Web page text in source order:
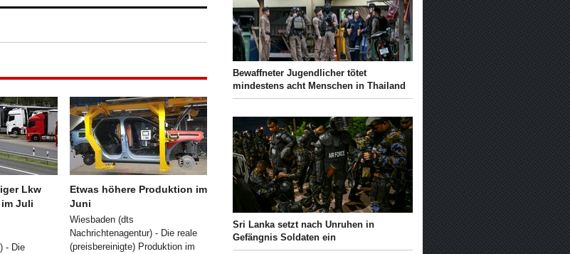
Lkw
Juli
- Die
Etwas höhere Produktion im
Juni
Wiesbaden (dts
Nachrichtenagentur) - Die reale
(preisbereinigte) Produktion im
Bewaffneter Jugendlicher tötet
mindestens acht Menschen in Thailand
Sri Lanka setzt nach Unruhen in
Gefängnis Soldaten ein